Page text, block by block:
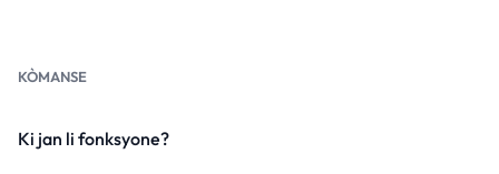
KÒMANSE
Ki jan li fonksyone?